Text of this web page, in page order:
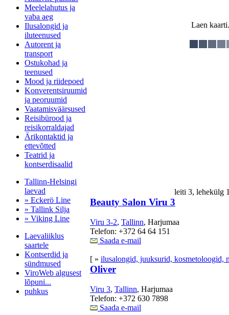
Meelelahutus ja
vaba aeg
Ilusalongid ja
iluteenused
Autorent ja
transport
Ostukohad ja
teenused
Mood ja riidepoed
Konverentsiruumid
ja peoruumid
Vaatamisväärsused
Reisibürood ja
reisikorraldajad
Ärikontaktid ja
ettevõtted
Teatrid ja
kontserdisaalid
Tallinn-Helsingi
laevad
» Eckerö Line
» Tallink Silja
» Viking Line
Laevaliiklus
saartele
Kontserdid ja
sündmused
ViroWeb algusest
lõpuni...
puhkus
Laen
leiti 3,
Beauty Salon Viru 3
Viru 3-2, Tallinn, Harjumaa
Telefon: +372 64 64 151
Saada e-mail
[ » ilusalongid, juuksurid, kosmetoloogid,
Oliver
Viru 3, Tallinn, Harjumaa
Telefon: +372 630 7898
Saada e-mail